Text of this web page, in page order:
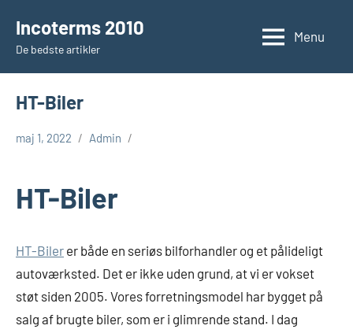
indhold
Incoterms 2010
De bedste artikler
Menu
HT-Biler
maj 1, 2022 Admin
HT-Biler
HT-Biler er både en seriøs bilforhandler og et pålideligt
autoværksted. Det er ikke uden grund, at vi er vokset
støt siden 2005. Vores forretningsmodel har bygget på
salg af brugte biler, som er i glimrende stand. I dag